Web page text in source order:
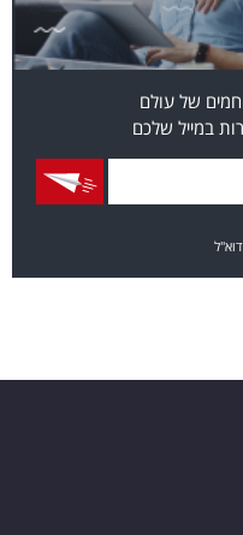
של עולם
במייל שלכם